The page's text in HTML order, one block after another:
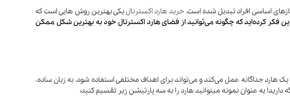
اساسی افراد تبدیل شده است.خرید هارد اکسترنال یکی بهترین روش هایی است که
فکر کرده‌اید که چگونه می‌توانید از فضای هارد اکسترنال خود به بهترین شکل ممکن
جداگانه عمل می‌کند و می‌تواند برای اهداف مختلفی استفاده شود. به زبان ساده،
یه عنوان نمونه میتوانید هارد را به سه پارتیشن زیر تقسیم کنید: